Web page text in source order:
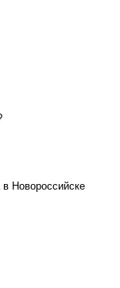
Новороссийске